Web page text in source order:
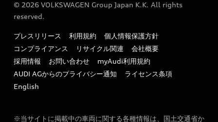
myAudi
メンテナンス
ファイナンス
キャンペーン / イベント
買取査定
特定整備適用車一覧
リサイクル法
よくある質問（FAQ）
© 2026 VOLKSWAGEN Group Japan K.K. All rights
reserved.
プレスリリース 利用規約
個人情報保護方針
コンプライアンス
リサイクル関連
会社概要
採用情報
お問い合わせ
myAudi利用規約
AUDI AGからのプライバシー通知
ライセンス条項
English
※当サイトに掲載中の車両に関する各種情報は、国土交通省か